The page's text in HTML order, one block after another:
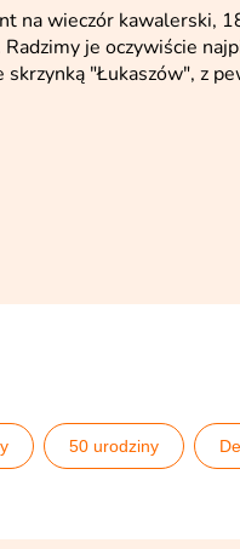
na wieczór kawalerski,
je oczywiście
"Łukaszów", z
50 urodziny